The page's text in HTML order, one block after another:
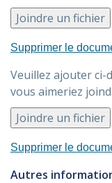
Veuillez ajouter ci-
vous aimeriez
Autres